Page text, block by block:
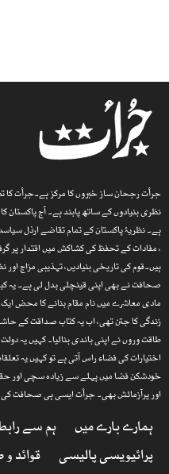
جرأت رجحان ساز خبروں کا مرکز ہے۔جرأت کا
نظری بنیادوں کے ساتھ پابند ہے۔ آج
ہے۔ نظریۂ پاکستان کے تمام تقاضے ارذل
، مفادات کے تحفظ کی کشاکش میں اقتدار پر
ہیں۔قوم کی تاریخی بنیادیں، تہذیبی مزاج
صحافت نے بھی اپنی قینچلی بدل لی ہے۔ یہ
مادی معاشرے میں نام مقام بنانے کا محض
زندگی کا جتن تھی، اب یہ کتاب صداقت کے
طاقت وروں نے اپنی باندی بنالیا۔ کہیں یہ
اختیارات کی فضاء راس آتی ہے تو کہیں یہ
خودشکن فضا میں پہلے سے زیادہ سچی اور
اور پرآزمائش بھی۔ جرأت ایسی ہی صحافت
ہمارے بارے میں ہم سے
پرائیویسی پالیسی
قوائد